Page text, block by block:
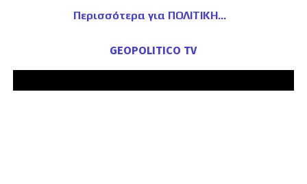
Περισσότερα για ΠΟΛΙΤΙΚΗ
GEOPOLITICO TV